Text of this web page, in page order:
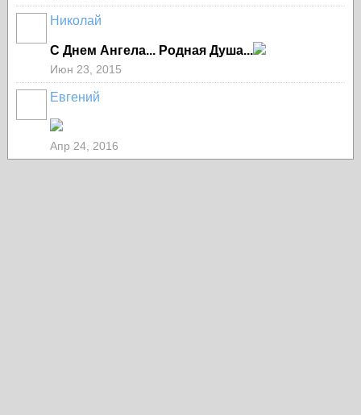
Николай
С Днем Ангела... Родная Душа...
Июн 23, 2015
Евгений
Апр 24, 2016